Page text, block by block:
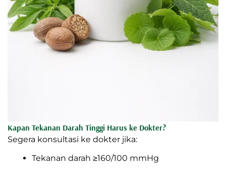
Kapan Tekanan Darah Tinggi Harus ke Dokter?
Segera konsultasi ke dokter jika:
Tekanan darah ≥160/100 mmHg